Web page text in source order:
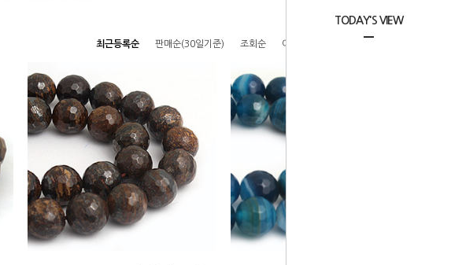
TODAY'S VIEW
최근등록순 판매순(30일기준) 조회순 이름순